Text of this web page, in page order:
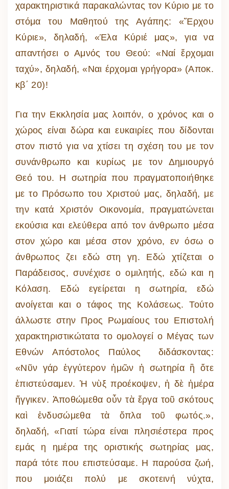
χαρακτηριστικά παρακαλώντας τον Κύριο με το
στόμα του Μαθητού της Αγάπης: «Ἔρχου
Κύριε», δηλαδή, «Έλα Κύριέ μας», για να
απαντήσει ο Αμνός του Θεού: «Ναί ἔρχομαι
ταχύ», δηλαδή, «Ναι έρχομαι γρήγορα» (Αποκ.
κβ΄ 20)!
Για την Εκκλησία μας λοιπόν, ο χρόνος και ο
χώρος είναι δώρα και ευκαιρίες που δίδονται
στον πιστό για να χτίσει τη σχέση του με τον
συνάνθρωπο και κυρίως με τον Δημιουργό
Θεό του. Η σωτηρία που πραγματοποιήθηκε
με το Πρόσωπο του Χριστού μας, δηλαδή, με
την κατά Χριστόν Οικονομία, πραγματώνεται
εκούσια και ελεύθερα από τον άνθρωπο μέσα
στον χώρο και μέσα στον χρόνο, εν όσω ο
άνθρωπος ζει εδώ στη γη. Εδώ χτίζεται ο
Παράδεισος, συνέχισε ο ομιλητής, εδώ και η
Κόλαση. Εδώ εγείρεται η σωτηρία, εδώ
ανοίγεται και ο τάφος της Κολάσεως. Τούτο
άλλωστε στην Προς Ρωμαίους του Επιστολή
χαρακτηριστικώτατα το ομολογεί ο Μέγας των
Εθνών Απόστολος Παύλος διδάσκοντας:
«Νῦν γάρ ἐγγύτερον ἡμῶν ἡ σωτηρία ἢ ὅτε
ἐπιστεύσαμεν. Ἡ νὺξ προέκοψεν, ἡ δὲ ἡμέρα
ἤγγικεν. Ἀποθώμεθα οὖν τὰ ἔργα τοῦ σκότους
καὶ ἐνδυσώμεθα τὰ ὅπλα τοῦ φωτός.»,
δηλαδή, «Γιατί τώρα είναι πλησιέστερα προς
εμάς η ημέρα της οριστικής σωτηρίας μας,
παρά τότε που επιστεύσαμε. Η παρούσα ζωή,
που μοιάζει πολύ με σκοτεινή νύχτα,